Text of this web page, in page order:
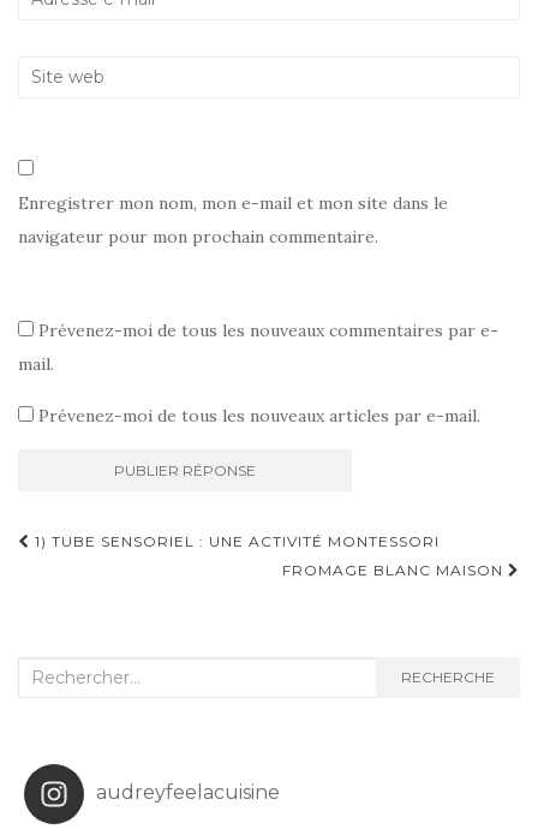
Enregistrer mon nom, mon e-mail et mon site dans le
navigateur pour mon prochain commentaire.
Prévenez-moi de tous les nouveaux commentaires par e-
mail.
Prévenez-moi de tous les nouveaux articles par e-mail.
Navigation
1) TUBE SENSORIEL : UNE ACTIVITÉ MONTESSORI
FROMAGE BLANC MAISON
Recherche
RECHERCHE
audreyfeelacuisine